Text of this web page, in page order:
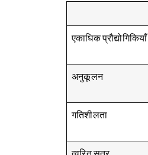
एकाधिक प्रौद्योगिकियाँ
अनुकूलन
गतिशीलता